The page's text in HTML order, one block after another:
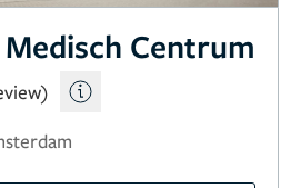
Fantastisch!
Centrum